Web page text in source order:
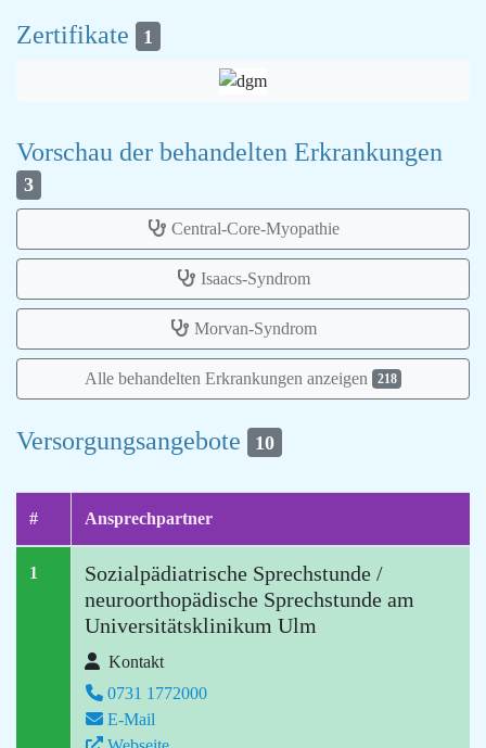
Zertifikate 1
Vorschau der behandelten Erkrankungen
3
Central-Core-Myopathie
Isaacs-Syndrom
Morvan-Syndrom
Alle behandelten Erkrankungen anzeigen 218
Versorgungsangebote 10
# Ansprechpartner
1
Sozialpädiatrische Sprechstunde /
neuroorthopädische Sprechstunde am
Universitätsklinikum Ulm
Kontakt
0731 1772000
E-Mail